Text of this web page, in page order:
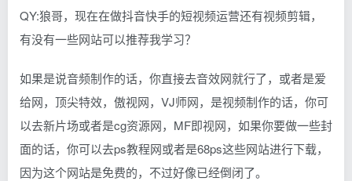
QY:狼哥，现在在做抖音快手的短视频运营还有视频剪辑，
有没有一些网站可以推荐我学习？
如果是说音频制作的话，你直接去音效网就行了，或者是爱
给网，顶尖特效，傲视网，VJ师网，是视频制作的话，你可
以去新片场或者是cg资源网，MF即视网，如果你要做一些封
面的话，你可以去ps教程网或者是68ps这些网站进行下载，
因为这个网站是免费的，不过好像已经倒闭了。